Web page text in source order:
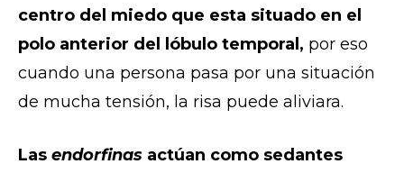
centro del miedo que esta situado en el
polo anterior del lóbulo temporal, por eso
cuando una persona pasa por una situación
de mucha tensión, la risa puede aliviara.
Las endorfinas actúan como sedantes